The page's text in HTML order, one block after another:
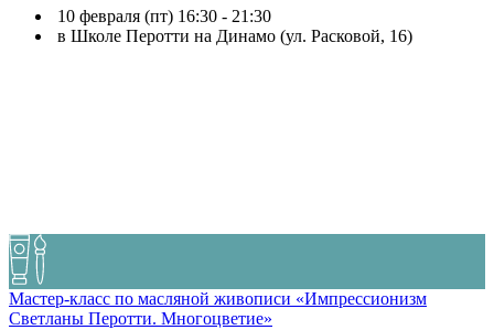
10 февраля (пт) 16:30 - 21:30
в Школе Перотти на Динамо (ул. Расковой, 16)
Мастер-класс по масляной живописи «Импрессионизм
Светланы Перотти. Многоцветие»